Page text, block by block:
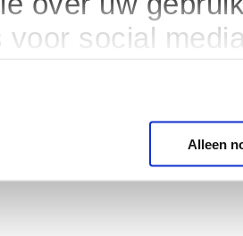
voor social
Alleen